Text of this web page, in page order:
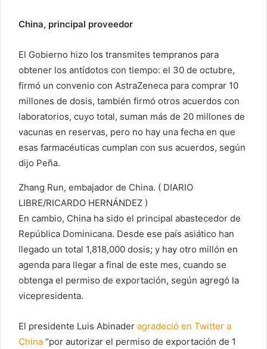
China, principal proveedor
El Gobierno hizo los transmites tempranos para
obtener los antídotos con tiempo: el 30 de octubre,
firmó un convenio con AstraZeneca para comprar 10
millones de dosis, también firmó otros acuerdos con
laboratorios, cuyo total, suman más de 20 millones de
vacunas en reservas, pero no hay una fecha en que
esas farmacéuticas cumplan con sus acuerdos, según
dijo Peña.
Zhang Run, embajador de China. ( DIARIO
LIBRE/RICARDO HERNÁNDEZ )
En cambio, China ha sido el principal abastecedor de
República Dominicana. Desde ese país asiático han
llegado un total 1,818,000 dosis; y hay otro millón en
agenda para llegar a final de este mes, cuando se
obtenga el permiso de exportación, según agregó la
vicepresidenta.
El presidente Luis Abinader agradeció en Twitter a
China “por autorizar el permiso de exportación de 1